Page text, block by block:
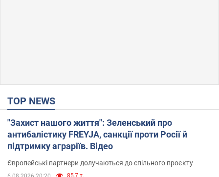
TOP NEWS
"Захист нашого життя": Зеленський про
антибалістику FREYJA, санкції проти Росії й
підтримку аграріїв. Відео
Європейські партнери долучаються до спільного проєкту
85,7 т.